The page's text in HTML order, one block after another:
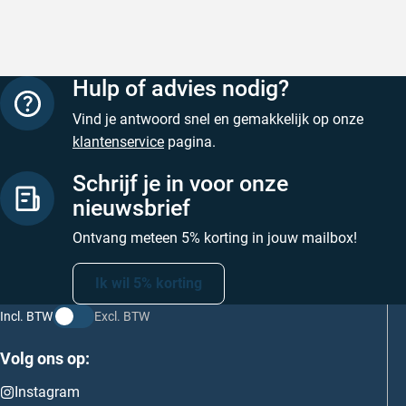
Hulp of advies nodig?
Vind je antwoord snel en gemakkelijk op onze
klantenservice pagina.
Schrijf je in voor onze
nieuwsbrief
Ontvang meteen 5% korting in jouw mailbox!
Ik wil 5% korting
Incl. BTW Excl. BTW
Volg ons op:
Instagram